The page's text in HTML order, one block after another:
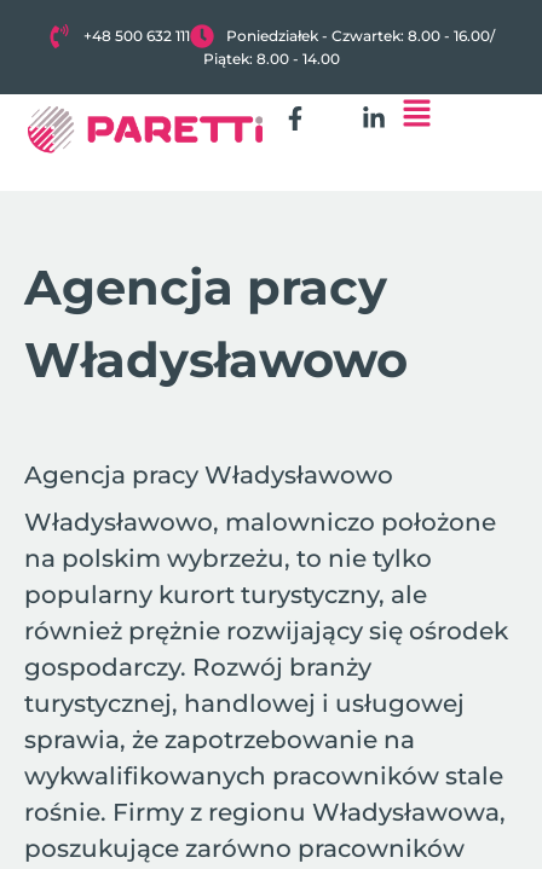
+48 500 632 111 Poniedziałek - Czwartek: 8.00 - 16.00/
Piątek: 8.00 - 14.00
Agencja pracy
Władysławowo
Agencja pracy Władysławowo
Władysławowo, malowniczo położone
na polskim wybrzeżu, to nie tylko
popularny kurort turystyczny, ale
również prężnie rozwijający się ośrodek
gospodarczy. Rozwój branży
turystycznej, handlowej i usługowej
sprawia, że zapotrzebowanie na
wykwalifikowanych pracowników stale
rośnie. Firmy z regionu Władysławowa,
poszukujące zarówno pracowników